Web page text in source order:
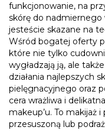
funkcjonowanie, na
skórę do nadmiernego
jesteście skazane na
Wśród bogatej oferty
które nie tylko
wygładzają ją, ale
działania najlepszych
pielęgnacyjnego oraz
cera wrażliwa i
makeup’u. To makijaż
przesuszoną lub